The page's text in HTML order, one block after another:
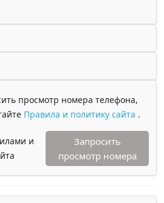
просмотр номера телефона,
Правила и политику сайта .
и
Запросить
просмотр номера